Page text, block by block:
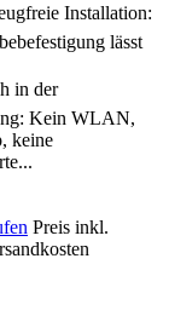
Installation:
lässt
in der
Kein WLAN,
keine
Preis inkl.